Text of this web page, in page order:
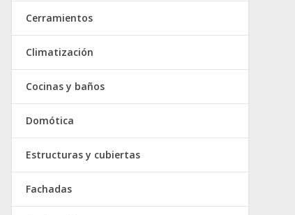
Cerramientos
Climatización
Cocinas y baños
Domótica
Estructuras y cubiertas
Fachadas